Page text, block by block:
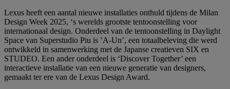
Lexus heeft een aantal nieuwe installaties onthuld tijdens de Milan
Design Week 2025, ‘s werelds grootste tentoonstelling voor
internationaal design. Onderdeel van de tentoonstelling in Daylight
Space van Superstudio Piu is ’A-Un’, een totaalbeleving die werd
ontwikkeld in samenwerking met de Japanse creatieven SIX en
STUDEO. Een ander onderdeel is ‘Discover Together’ een
interactieve installatie van een nieuwe generatie van designers,
gemaakt ter ere van de Lexus Design Award.